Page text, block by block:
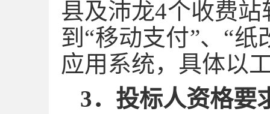
县及沛龙4个收费
到“移动支付”、“纸
应用系统， 具体以
3．投标人资格要